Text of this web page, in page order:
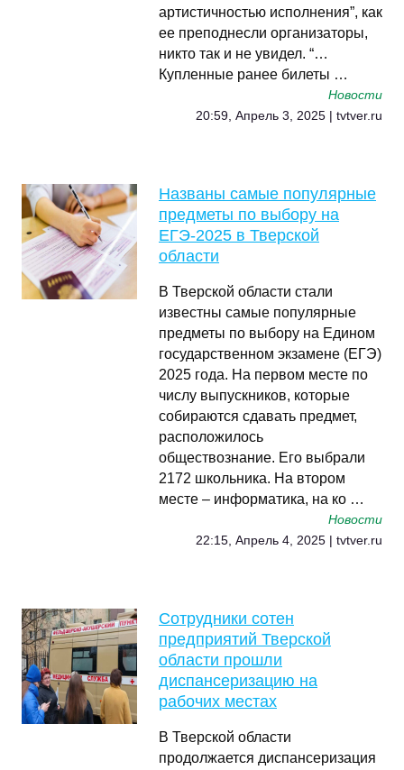
артистичностью исполнения”, как
ее преподнесли организаторы,
никто так и не увидел. “…
Купленные ранее билеты …
Новости
20:59, Апрель 3, 2025 | tvtver.ru
Названы самые популярные
предметы по выбору на
ЕГЭ-2025 в Тверской
области
В Тверской области стали
известны самые популярные
предметы по выбору на Едином
государственном экзамене (ЕГЭ)
2025 года. На первом месте по
числу выпускников, которые
собираются сдавать предмет,
расположилось
обществознание. Его выбрали
2172 школьника. На втором
месте – информатика, на ко …
Новости
22:15, Апрель 4, 2025 | tvtver.ru
Сотрудники сотен
предприятий Тверской
области прошли
диспансеризацию на
рабочих местах
В Тверской области
продолжается диспансеризация